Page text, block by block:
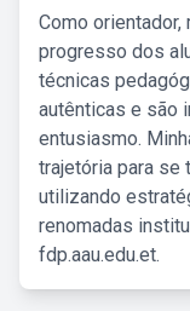
Como orientador,
progresso dos
técnicas
autênticas e são
entusiasmo.
trajetória para se
utilizando
renomadas
fdp.aau.edu.et.